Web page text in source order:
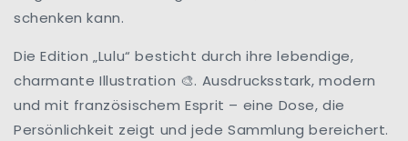
schenken kann.
Die Edition „Lulu“ besticht durch ihre lebendige,
charmante Illustration 🎨. Ausdrucksstark, modern
und mit französischem Esprit – eine Dose, die
Persönlichkeit zeigt und jede Sammlung bereichert.